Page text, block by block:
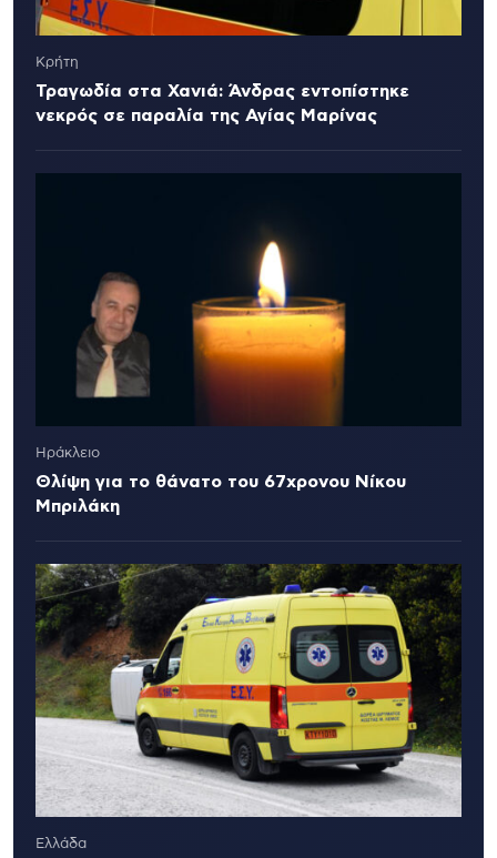
Κρήτη
Τραγωδία στα Χανιά: Άνδρας εντοπίστηκε
νεκρός σε παραλία της Αγίας Μαρίνας
Ηράκλειο
Θλίψη για το θάνατο του 67χρονου Νίκου
Μπριλάκη
Ελλάδα